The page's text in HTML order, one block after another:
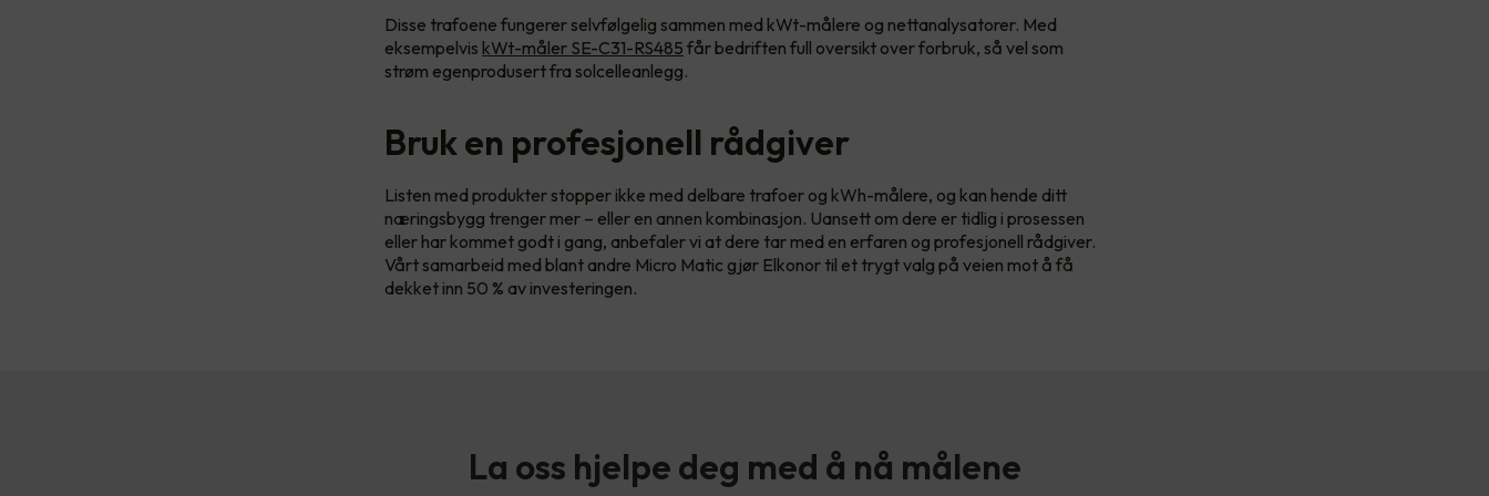
Disse trafoene fungerer selvfølgelig sammen med kWt-målere og nettanalysatorer. Med
eksempelvis kWt-måler SE-C31-RS485 får bedriften full oversikt over forbruk, så vel som
strøm egenprodusert fra solcelleanlegg.
Bruk en profesjonell rådgiver
Listen med produkter stopper ikke med delbare trafoer og kWh-målere, og kan hende ditt
næringsbygg trenger mer – eller en annen kombinasjon. Uansett om dere er tidlig i prosessen
eller har kommet godt i gang, anbefaler vi at dere tar med en erfaren og profesjonell rådgiver.
Vårt samarbeid med blant andre Micro Matic gjør Elkonor til et trygt valg på veien mot å få
dekket inn 50 % av investeringen.
La oss hjelpe deg med å nå målene